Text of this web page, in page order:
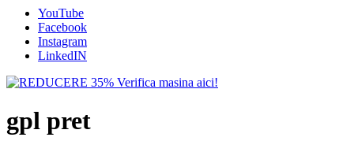
YouTube
Facebook
Instagram
LinkedIN
gpl pret